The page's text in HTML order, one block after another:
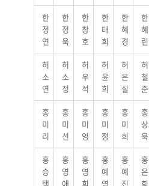
한
정
연
한
정
욱
한
창
호
한
태
희
한
혜
경
한
혜
린
허
소
연
허
소
정
허
우
석
허
윤
희
허
은
실
허
철
준
홍
미
리
홍
미
선
홍
미
영
홍
미
정
홍
미
희
홍
상
욱
홍
승
택
홍
영
애
홍
영
희
홍
예
영
홍
예
진
홍
은
희